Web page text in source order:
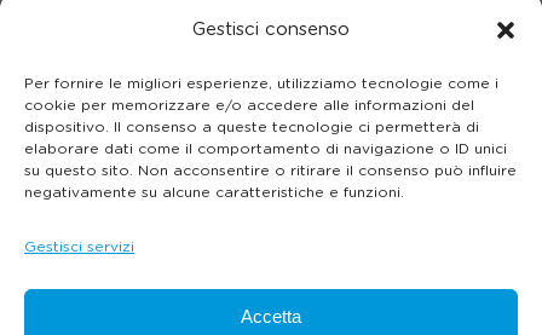
Gestisci consenso
Per fornire le migliori esperienze, utilizziamo tecnologie come i
cookie per memorizzare e/o accedere alle informazioni del
dispositivo. Il consenso a queste tecnologie ci permetterà di
elaborare dati come il comportamento di navigazione o ID unici
su questo sito. Non acconsentire o ritirare il consenso può influire
negativamente su alcune caratteristiche e funzioni.
Gestisci servizi
Accetta
Storia